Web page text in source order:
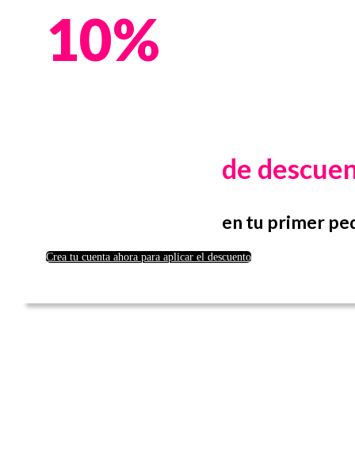
10%
de
en tu primer
Crea tu cuenta ahora para aplicar el descuento